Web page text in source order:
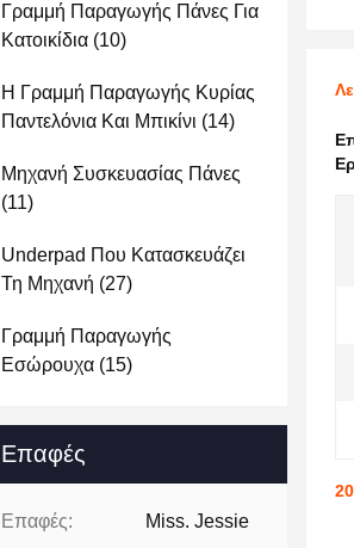
Γραμμή Παραγωγής Πάνες Για
Κατοικίδια (10)
Η Γραμμή Παραγωγής Κυρίας
Παντελόνια Και Μπικίνι (14)
Μηχανή Συσκευασίας Πάνες
(11)
Underpad Που Κατασκευάζει
Τη Μηχανή (27)
Γραμμή Παραγωγής
Εσώρουχα (15)
Επαφές
Επαφές: Miss. Jessie